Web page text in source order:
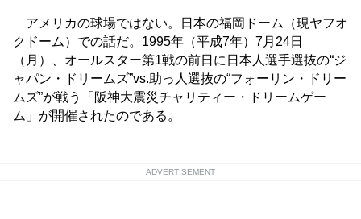
アメリカの球場ではない。日本の福岡ドーム（現ヤフオ
クドーム）での話だ。1995年（平成7年）7月24日
（月）、オールスター第1戦の前日に日本人選手選抜の“ジ
ャパン・ドリームズ”vs.助っ人選抜の“フォーリン・ドリー
ムズ”が戦う「阪神大震災チャリティー・ドリームゲー
ム」が開催されたのである。
ADVERTISEMENT